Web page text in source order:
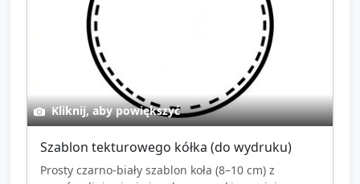
Kliknij, aby powiększyć
Szablon tekturowego kółka (do wydruku)
Prosty czarno-biały szablon koła (8–10 cm) z